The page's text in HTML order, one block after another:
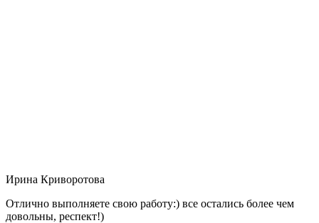
Ирина Криворотова
Отлично выполняете свою работу:) все остались более чем
довольны, респект!)